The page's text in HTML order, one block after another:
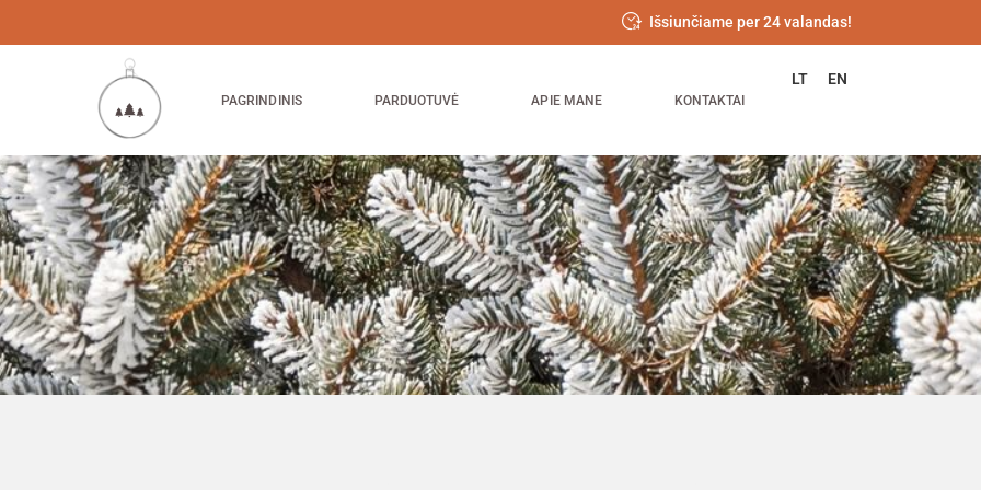
Išsiunčiame per 24 valandas!
PAGRINDINIS PARDUOTUVĖ APIE MANE KONTAKTAI
LT EN